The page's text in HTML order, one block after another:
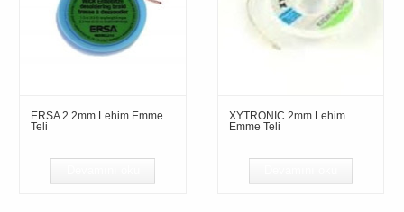
ERSA 2.2mm Lehim Emme
Teli
XYTRONIC 2mm Lehim
Emme Teli